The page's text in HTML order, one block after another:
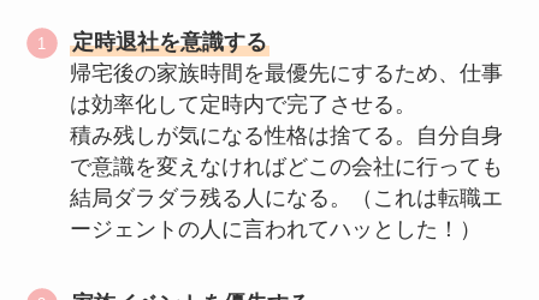
定時退社を意識する
帰宅後の家族時間を最優先にするため、仕事
は効率化して定時内で完了させる。
積み残しが気になる性格は捨てる。自分自身
で意識を変えなければどこの会社に行っても
結局ダラダラ残る人になる。（これは転職エ
ージェントの人に言われてハッとした！）